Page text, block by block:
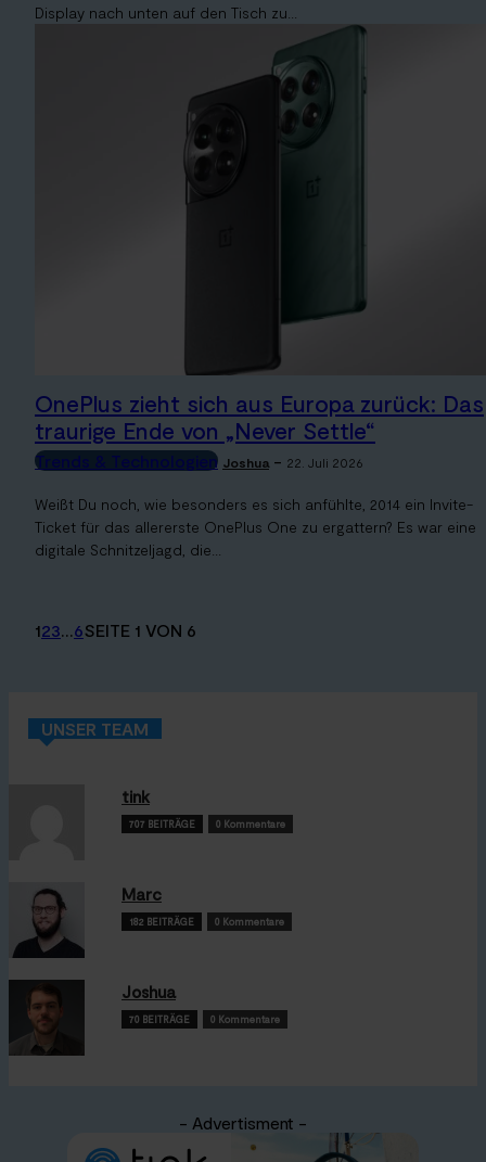
Display nach unten auf den Tisch zu...
OnePlus zieht sich aus Europa zurück: Das
traurige Ende von „Never Settle“
Trends & Technologien Joshua - 22. Juli 2026
Weißt Du noch, wie besonders es sich anfühlte, 2014 ein Invite-
Ticket für das allererste OnePlus One zu ergattern? Es war eine
digitale Schnitzeljagd, die...
123 6SEITE 1 VON 6
UNSER TEAM
tink
707 BEITRÄGE 0 Kommentare
Marc
182 BEITRÄGE 0 Kommentare
Joshua
70 BEITRÄGE 0 Kommentare
- Advertisment -